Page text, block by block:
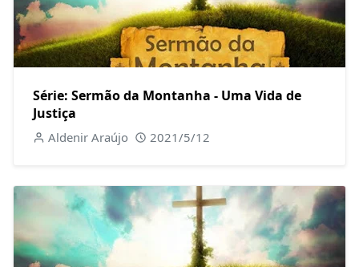
Série: Sermão da Montanha - Uma Vida de
Justiça
Aldenir Araújo 2021/5/12